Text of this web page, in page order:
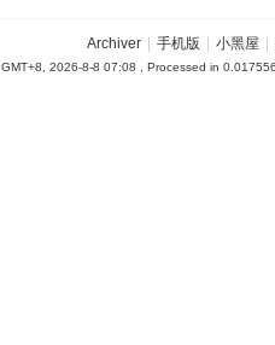
Archiver 手机版 小黑屋
GMT+8, 2026-8-8 07:08 , Processed in